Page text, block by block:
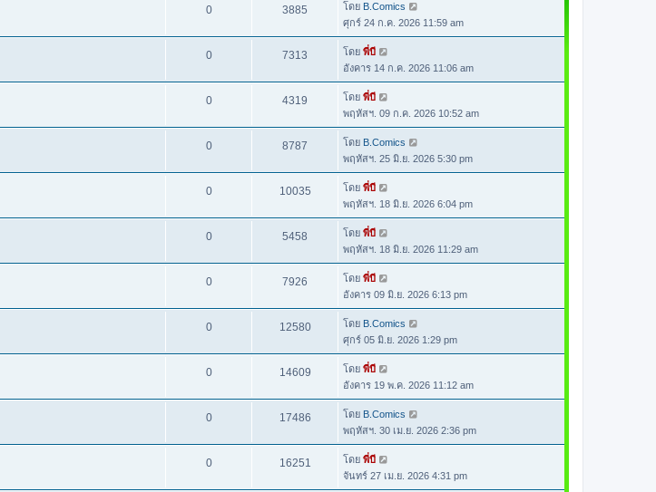
0 3885 โดย B.Comics
ศุกร์ 24 ก.ค. 2026 11:59 am
0 7313 โดย พี่บี
อังคาร 14 ก.ค. 2026 11:06 am
0 4319 โดย พี่บี
พฤหัสฯ. 09 ก.ค. 2026 10:52 am
0 8787 โดย B.Comics
พฤหัสฯ. 25 มิ.ย. 2026 5:30 pm
0 10035 โดย พี่บี
พฤหัสฯ. 18 มิ.ย. 2026 6:04 pm
0 5458 โดย พี่บี
พฤหัสฯ. 18 มิ.ย. 2026 11:29 am
0 7926 โดย พี่บี
อังคาร 09 มิ.ย. 2026 6:13 pm
0 12580 โดย B.Comics
ศุกร์ 05 มิ.ย. 2026 1:29 pm
0 14609 โดย พี่บี
อังคาร 19 พ.ค. 2026 11:12 am
0 17486 โดย B.Comics
พฤหัสฯ. 30 เม.ย. 2026 2:36 pm
0 16251 โดย พี่บี
จันทร์ 27 เม.ย. 2026 4:31 pm